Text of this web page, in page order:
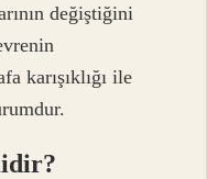
değiştiğini
karışıklığı ile